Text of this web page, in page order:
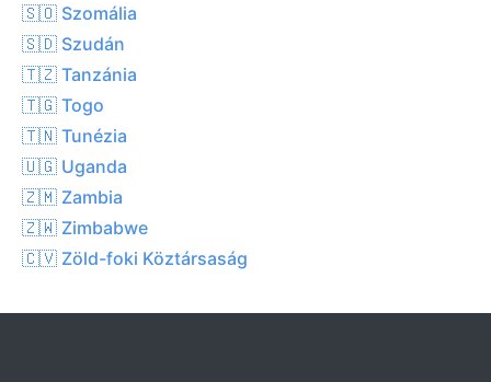
🇸🇴 Szomália
🇸🇩 Szudán
🇹🇿 Tanzánia
🇹🇬 Togo
🇹🇳 Tunézia
🇺🇬 Uganda
🇿🇲 Zambia
🇿🇼 Zimbabwe
🇨🇻 Zöld-foki Köztársaság